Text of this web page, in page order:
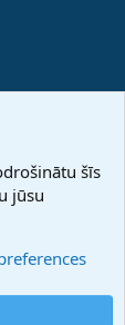
šīs
jūsu